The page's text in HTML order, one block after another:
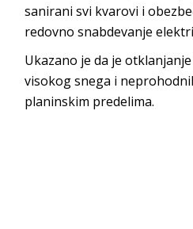
sanirani svi kvarovi i
redovno snabdevanje
Ukazano je da je
visokog snega i
planinskim predelima.